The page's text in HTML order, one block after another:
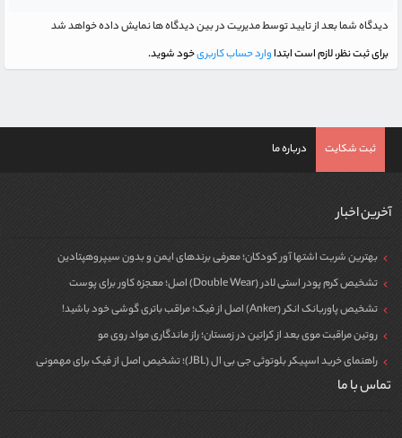
دیدگاه شما بعد از تایید توسط مدیریت در بین دیدگاه ها نمایش داده خواهد شد
برای ثبت نظر، لازم است ابتداوارد حساب کاربریخود شوید.
ثبت شکایت درباره ما
آخرین اخبار
بهترین شربت اشتها آور کودکان؛ معرفی برندهای ایمن و بدون سیپروهپتادین
تشخیص کرم پودر استی لادر (Double Wear) اصل؛ معجزه کاور برای پوست
تشخیص پاوربانک انکر (Anker) اصل از فیک؛ مراقب باتری گوشی خود باشید!
روتین مراقبت موی بعد از کراتین در زمستان؛ راز ماندگاری مواد روی مو
راهنمای خرید اسپیکر بلوتوثی جی بی ال (JBL)؛ تشخیص اصل از فیک برای مهمونی
تماس با ما